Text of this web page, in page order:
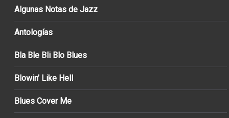
Algunas Notas de Jazz
Antologías
Bla Ble Bli Blo Blues
Blowin’ Like Hell
Blues Cover Me